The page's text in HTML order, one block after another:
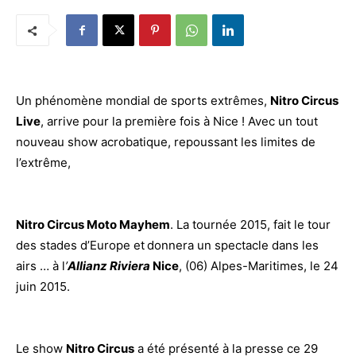
Un phénomène mondial de sports extrêmes, Nitro Circus
Live, arrive pour la première fois à Nice ! Avec un tout
nouveau show acrobatique, repoussant les limites de
l’extrême,
Nitro Circus Moto Mayhem. La tournée 2015, fait le tour
des stades d’Europe etdonnera un spectacle dans les
airs … à l’Allianz Riviera Nice, (06) Alpes-Maritimes, le 24
juin 2015.
Le show Nitro Circus a été présenté à la presse ce 29